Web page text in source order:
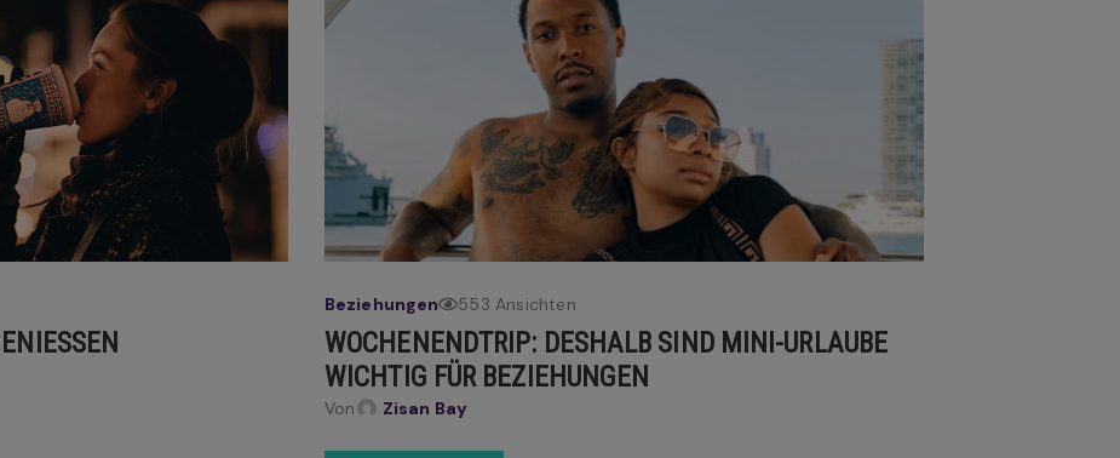
Beziehungen 553 Ansichten
WOCHENENDTRIP: DESHALB SIND MINI-URLAUBE
WICHTIG FÜR BEZIEHUNGEN
Von Zisan Bay